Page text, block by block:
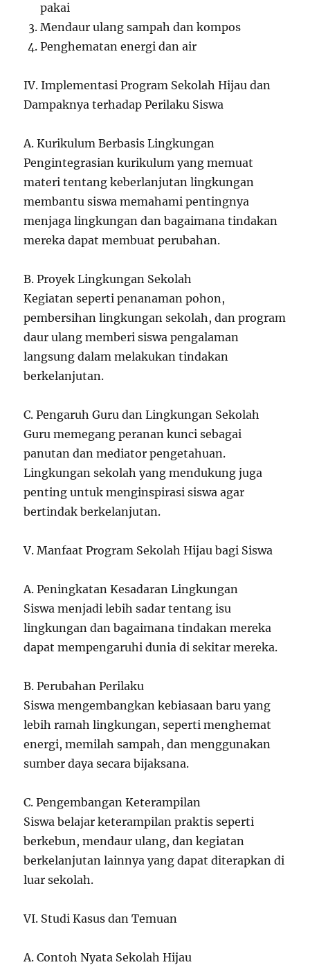
pakai
Mendaur ulang sampah dan kompos
Penghematan energi dan air
IV. Implementasi Program Sekolah Hijau dan
Dampaknya terhadap Perilaku Siswa
A. Kurikulum Berbasis Lingkungan
Pengintegrasian kurikulum yang memuat
materi tentang keberlanjutan lingkungan
membantu siswa memahami pentingnya
menjaga lingkungan dan bagaimana tindakan
mereka dapat membuat perubahan.
B. Proyek Lingkungan Sekolah
Kegiatan seperti penanaman pohon,
pembersihan lingkungan sekolah, dan program
daur ulang memberi siswa pengalaman
langsung dalam melakukan tindakan
berkelanjutan.
C. Pengaruh Guru dan Lingkungan Sekolah
Guru memegang peranan kunci sebagai
panutan dan mediator pengetahuan.
Lingkungan sekolah yang mendukung juga
penting untuk menginspirasi siswa agar
bertindak berkelanjutan.
V. Manfaat Program Sekolah Hijau bagi Siswa
A. Peningkatan Kesadaran Lingkungan
Siswa menjadi lebih sadar tentang isu
lingkungan dan bagaimana tindakan mereka
dapat mempengaruhi dunia di sekitar mereka.
B. Perubahan Perilaku
Siswa mengembangkan kebiasaan baru yang
lebih ramah lingkungan, seperti menghemat
energi, memilah sampah, dan menggunakan
sumber daya secara bijaksana.
C. Pengembangan Keterampilan
Siswa belajar keterampilan praktis seperti
berkebun, mendaur ulang, dan kegiatan
berkelanjutan lainnya yang dapat diterapkan di
luar sekolah.
VI. Studi Kasus dan Temuan
A. Contoh Nyata Sekolah Hijau